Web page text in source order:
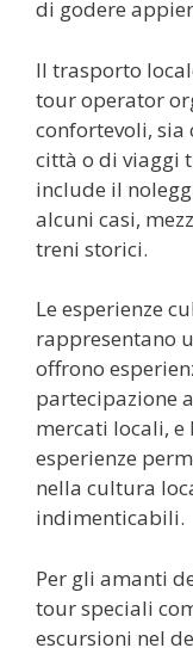
di godere
Il trasporto
tour operator
confortevoli,
città o di viaggi
include il
alcuni casi,
treni storici.
Le esperienze
rappresentano
offrono
partecipazione
mercati locali, e
esperienze
nella cultura
indimenticabili.
Per gli amanti
tour speciali
escursioni nel